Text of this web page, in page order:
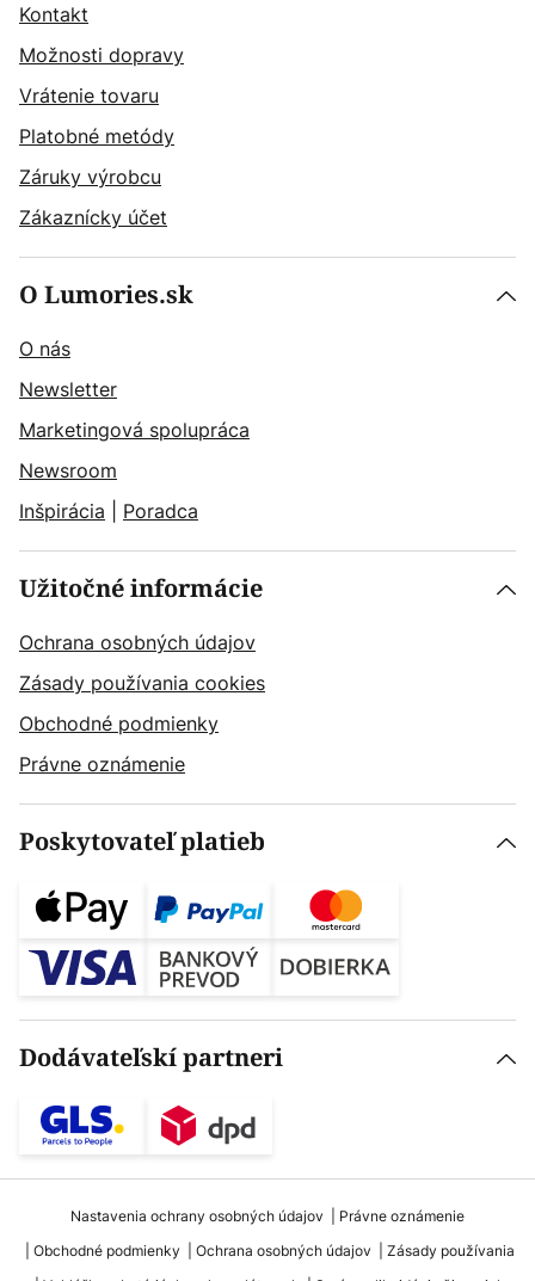
Kontakt
Možnosti dopravy
Vrátenie tovaru
Platobné metódy
Záruky výrobcu
Zákaznícky účet
O Lumories.sk
O nás
Newsletter
Marketingová spolupráca
Newsroom
Inšpirácia
Poradca
Užitočné informácie
Ochrana osobných údajov
Zásady používania cookies
Obchodné podmienky
Právne oznámenie
Poskytovateľ platieb
Dodávateľskí partneri
Nastavenia ochrany osobných údajov
Právne oznámenie
Obchodné podmienky
Ochrana osobných údajov
Zásady používania